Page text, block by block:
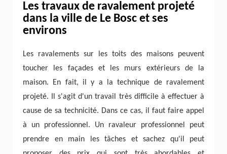
Les travaux de ravalement projeté
dans la ville de Le Bosc et ses
environs
Les ravalements sur les toits des maisons peuvent
toucher les façades et les murs extérieurs de la
maison. En fait, il y a la technique de ravalement
projeté. Il s'agit d'un travail très difficile à effectuer à
cause de sa technicité. Dans ce cas, il faut faire appel
à un professionnel. Un ravaleur professionnel peut
prendre en main les tâches et sachez qu'il peut